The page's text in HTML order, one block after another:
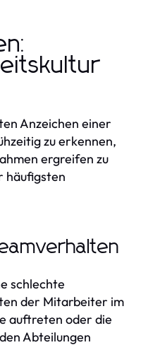
Anzeichen einer
zu erkennen,
ergreifen zu
häufigsten
schlechte
der Mitarbeiter im
auftreten oder die
Abteilungen